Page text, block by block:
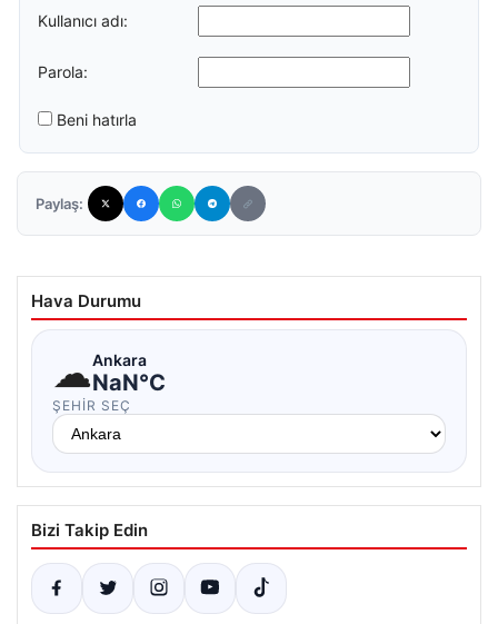
Kullanıcı adı:
Parola:
Beni hatırla
Paylaş:
Hava Durumu
☁Ankara
NaN°C
ŞEHIR SEÇ
Bizi Takip Edin